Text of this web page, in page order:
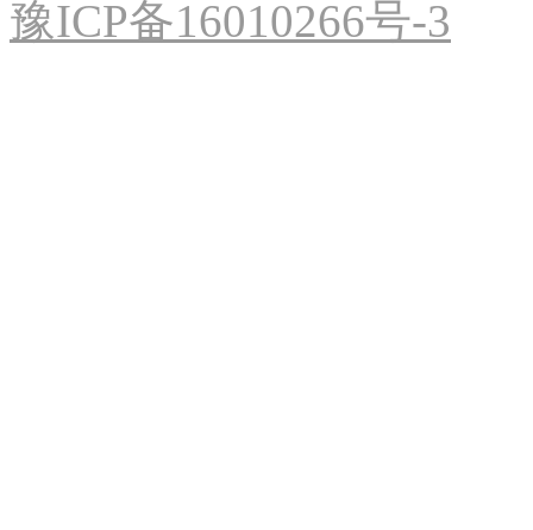
豫ICP备16010266号-3